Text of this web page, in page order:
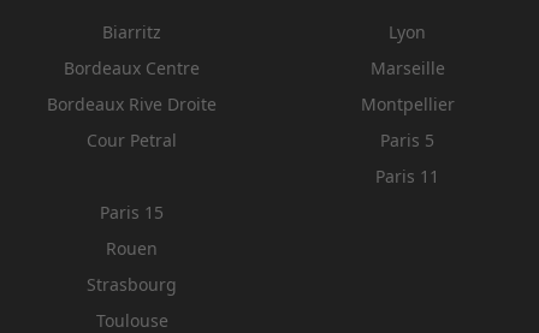
Biarritz
Bordeaux Centre
Bordeaux Rive Droite
Cour Petral
Lyon
Marseille
Montpellier
Paris 5
Paris 11
Paris 15
Rouen
Strasbourg
Toulouse